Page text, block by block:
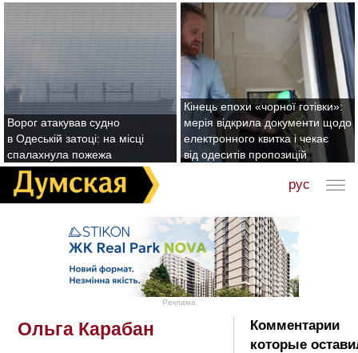
Ворог атакував судно
в Одеській затоці: на місці
спалахнула пожежа
Кінець епохи «чорної готівки»:
мерія відкрила документи щодо
електронного квитка і чекає
від одеситів пропозицій
рус
Реклама
Ольга Карабан
Комментарии
которые